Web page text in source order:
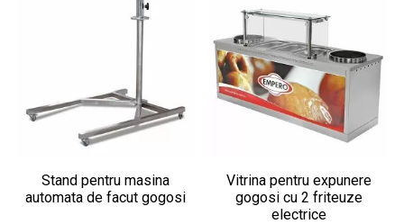
Stand pentru masina
automata de facut gogosi
Vitrina pentru expunere
gogosi cu 2 friteuze
electrice